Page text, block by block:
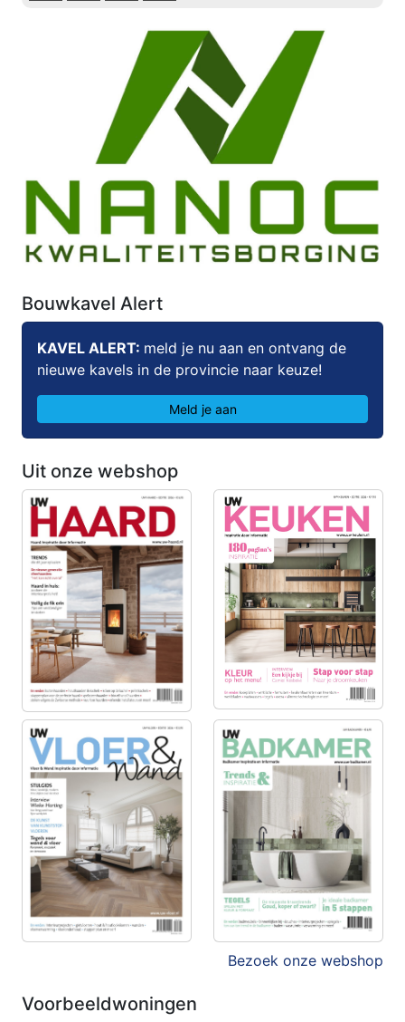
Bouwkavel Alert
KAVEL ALERT: meld je nu aan en ontvang de
nieuwe kavels in de provincie naar keuze!
Meld je aan
Uit onze webshop
Bezoek onze webshop
Voorbeeldwoningen